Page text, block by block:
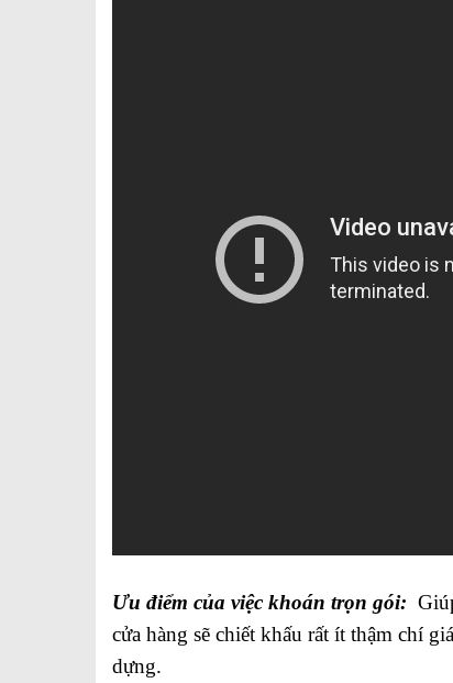
Ưu điểm của việc khoán trọn gói:
cửa hàng sẽ chiết khấu rất ít thậm chí
dựng.